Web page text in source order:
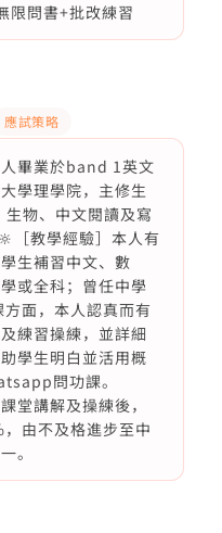
限問書+批改練習
應試策略
畢業於band 1英文
學理學院，主修生
物、中文閱讀及寫
［教學經驗］本人有
生補習中文、數
或全科；曾任中學
面，本人認真而有
練習操練，並詳細
學生明白並活用概
問功課。
堂講解及操練後，
由不及格進步至中
。